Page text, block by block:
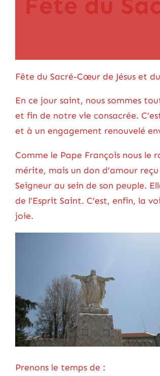
Fête du Sacré-Cœur de Jésus et
En ce jour saint, nous sommes
et fin de notre vie consacrée.
et à un engagement renouvelé
Comme le Pape François nous le
mérite, mais un don d’amour
Seigneur au sein de son peuple.
de l’Esprit Saint. C’est, enfin, la
joie.
Prenons le temps de :